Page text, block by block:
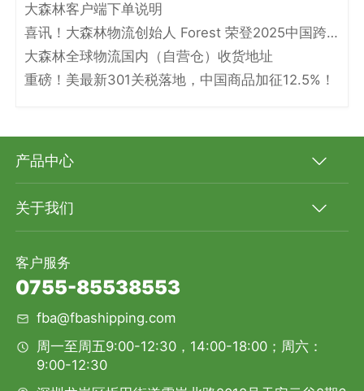
大森林客户端下单说明
喜讯！大森林物流创始人 Forest 荣登2025中国跨境电商物流名人堂！
大森林全球物流国内（自营仓）收货地址
重磅！美最新301关税落地，中国商品加征12.5%！
产品中心
关于我们
客户服务
0755-85538553
fba@fbashipping.com
周一至周五9:00-12:30，14:00-18:00；周六：
9:00-12:30